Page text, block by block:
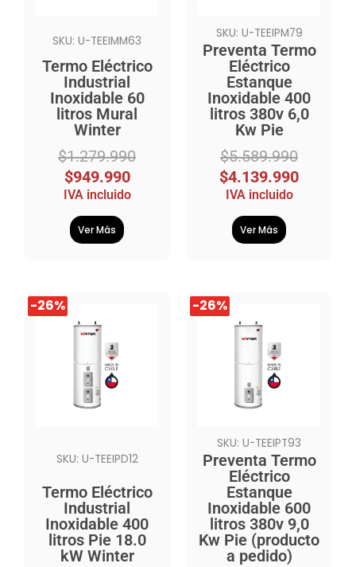
SKU: U-TEEIMM63
Termo Eléctrico
Industrial
Inoxidable 60
litros Mural
Winter
$1.279.990
$949.990
IVA incluido
Ver Más
SKU: U-TEEIPM79
Preventa Termo
Eléctrico
Estanque
Inoxidable 400
litros 380v 6,0
Kw Pie
$5.589.990
$4.139.990
IVA incluido
Ver Más
-26%
-26%
SKU: U-TEEIPD12
Termo Eléctrico
Industrial
Inoxidable 400
litros Pie 18.0
kW Winter
El
precio
$6.199.990.
El
precio
$4.589.990.
-26%
-26%
SKU: U-TEEIPT93
Preventa Termo
Eléctrico
Estanque
Inoxidable 600
litros 380v 9,0
Kw Pie (producto
a pedido)
El
precio
original
$7.979.990.
El
precio
$5.909.990.